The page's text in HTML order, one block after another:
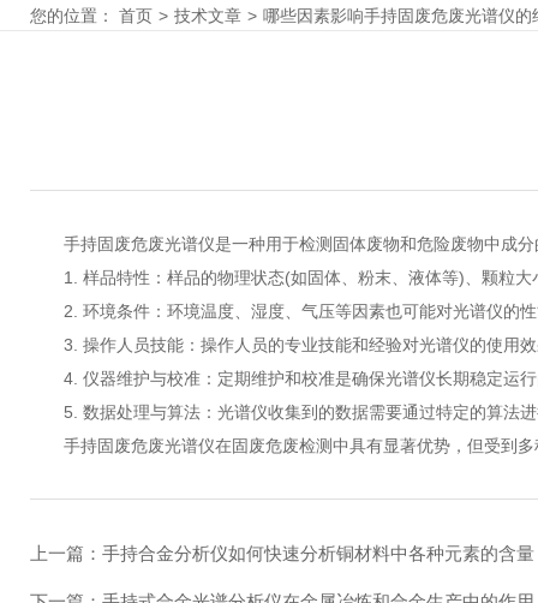
您的位置： 首页 > 技术文章 > 哪些因素影响手持固废危废光谱仪的
手持固废危废光谱仪是一种用于检测固体废物和危险废物中成分
1. 样品特性：样品的物理状态(如固体、粉末、液体等)、颗粒大
2. 环境条件：环境温度、湿度、气压等因素也可能对光谱仪的性
3. 操作人员技能：操作人员的专业技能和经验对光谱仪的使用效
4. 仪器维护与校准：定期维护和校准是确保光谱仪长期稳定运行
5. 数据处理与算法：光谱仪收集到的数据需要通过特定的算法进
手持固废危废光谱仪在固废危废检测中具有显著优势，但受到多
上一篇： 手持合金分析仪如何快速分析铜材料中各种元素的含量